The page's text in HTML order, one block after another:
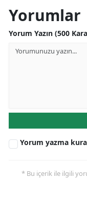
Yorumlar
Yorum Yazın (500
Yorum yazma
* Bu içerik ile ilgili